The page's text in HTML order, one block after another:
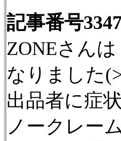
記事番号
ZONEさん
なりました
出品者に症
ノークレー